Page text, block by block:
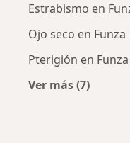
Estrabismo en
Ojo seco en Funza
Pterigión en Funza
Ver más (7)